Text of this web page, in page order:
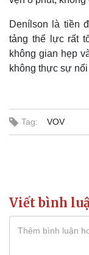
Denílson là tiền
tảng thể lực rất
không gian hẹp
không thực sự nổi
Tag: VOV
Viết bình